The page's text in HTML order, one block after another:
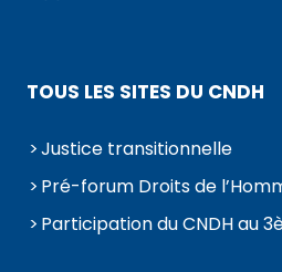
TOUS LES SITES DU CNDH
Justice transitionnelle
Pré-forum Droits de
Participation du CNDH au